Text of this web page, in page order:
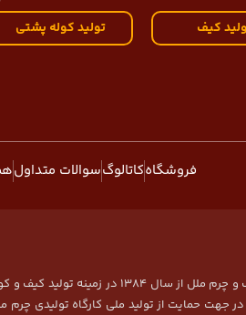
کیف تولید کوله پشتی
فروشگاهکاتالوگسوالات متداول
مجموعه تولیدی کیف و چرم ملل از سال 1384 در
در جهت حمایت از تولید ملی کارگاه تولیدی چرم